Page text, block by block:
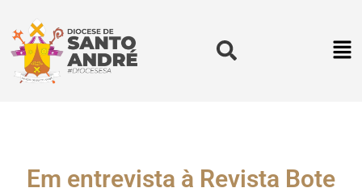
Em entrevista à Revista Bote